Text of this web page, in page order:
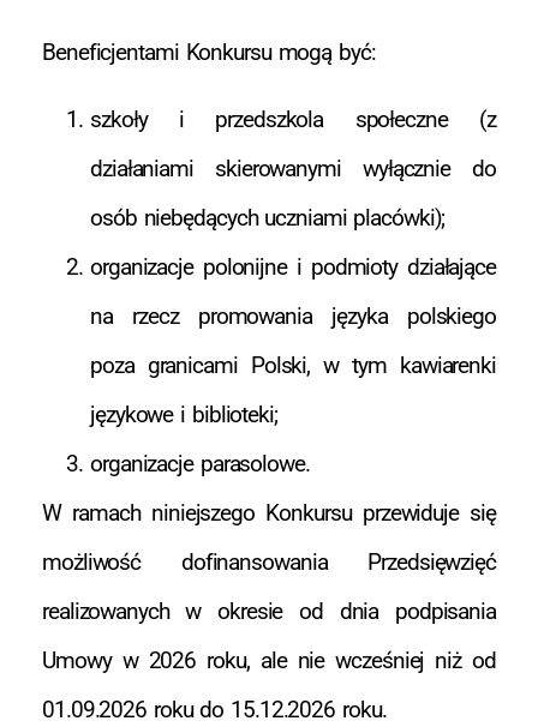
Beneficjentami Konkursu mogą być:
szkoły i przedszkola społeczne (z
działaniami skierowanymi wyłącznie do
osób niebędących uczniami placówki);
organizacje polonijne i podmioty działające
na rzecz promowania języka polskiego
poza granicami Polski, w tym kawiarenki
językowe i biblioteki;
organizacje parasolowe.
W ramach niniejszego Konkursu przewiduje się
możliwość dofinansowania Przedsięwzięć
realizowanych w okresie od dnia podpisania
Umowy w 2026 roku, ale nie wcześniej niż od
01.09.2026 roku do 15.12.2026 roku.